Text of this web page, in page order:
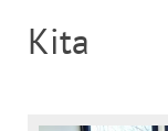
Kita